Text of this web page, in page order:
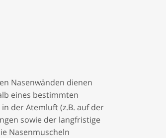
Nasenwänden dienen
eines bestimmten
der Atemluft (z.B. auf der
sowie der langfristige
Nasenmuscheln